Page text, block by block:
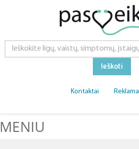
Ieškoti
Kontaktai Reklama
MENIU